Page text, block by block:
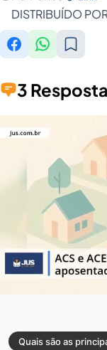
DISTRIBUÍDO
3